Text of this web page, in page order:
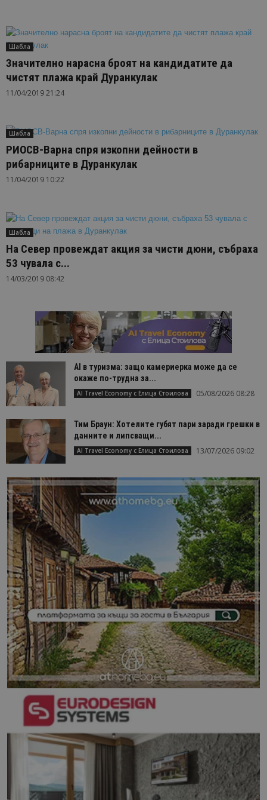
Шабла
Значително нарасна броят на кандидатите да
чистят плажа край Дуранкулак
11/04/2019 21:24
Шабла
РИОСВ-Варна спря изкопни дейности в
рибарниците в Дуранкулак
11/04/2019 10:22
Шабла
На Север провеждат акция за чисти дюни, събраха
53 чувала с...
14/03/2019 08:42
AI в туризма: защо камериерка може да се
окаже по-трудна за...
AI Travel Economy с Елица Стоилова 05/08/2026 08:28
Тим Браун: Хотелите губят пари заради грешки в
данните и липсващи...
AI Travel Economy с Елица Стоилова 13/07/2026 09:02